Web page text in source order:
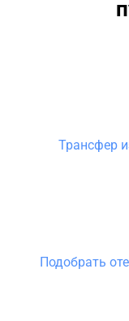
Трансфер
Подобрать